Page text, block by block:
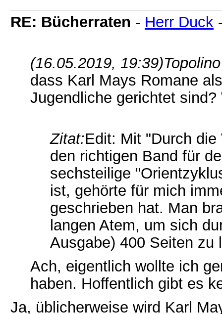
RE: Bücherraten - Herr Duck
(16.05.2019, 19:39)
dass Karl Mays Romane
Jugendliche gerichtet
Zitat:Edit: Mit "Durch
den richtigen Band für
sechsteilige
ist, gehörte für mich
geschrieben hat. Man
langen Atem, um sich
Ausgabe) 400 Seiten zu
Ach, eigentlich wollte ich
haben. Hoffentlich gibt es
Ja, üblicherweise wird Karl